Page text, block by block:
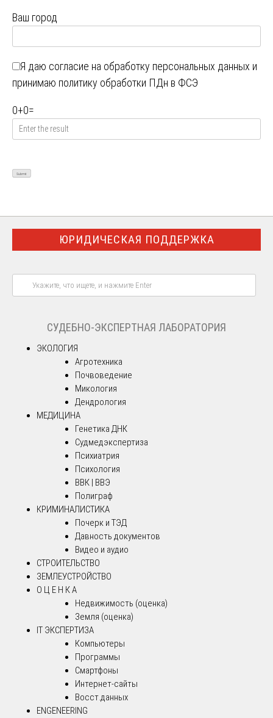
Ваш город
Я даю согласие на обработку персональных данных и
принимаю политику обработки ПДн в ФСЭ
0+0=
ЮРИДИЧЕСКАЯ ПОДДЕРЖКА
СУДЕБНО-ЭКСПЕРТНАЯ ЛАБОРАТОРИЯ
ЭКОЛОГИЯ
Агротехника
Почвоведение
Микология
Дендрология
МЕДИЦИНА
Генетика ДНК
Судмедэкспертиза
Психиатрия
Психология
ВВК | ВВЭ
Полиграф
КРИМИНАЛИСТИКА
Почерк и ТЭД
Давность документов
Видео и аудио
СТРОИТЕЛЬСТВО
ЗЕМЛЕУСТРОЙСТВО
О Ц Е Н К А
Недвижимость (оценка)
Земля (оценка)
IT ЭКСПЕРТИЗА
Компьютеры
Программы
Смартфоны
Интернет-сайты
Восст.данных
ENGENEERING